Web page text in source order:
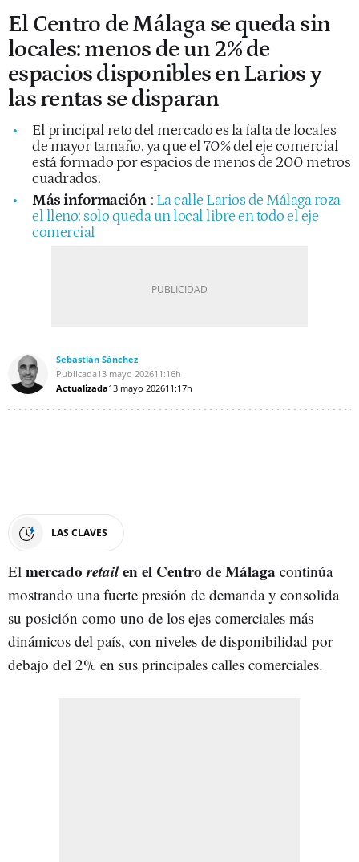
El Centro de Málaga se queda sin
locales: menos de un 2% de
espacios disponibles en Larios y
las rentas se disparan
El principal reto del mercado es la falta de locales
de mayor tamaño, ya que el 70% del eje comercial
está formado por espacios de menos de 200 metros
cuadrados.
Más información : La calle Larios de Málaga roza
el lleno: solo queda un local libre en todo el eje
comercial
Sebastián Sánchez
Publicada13 mayo 202611:16h
Actualizada13 mayo 202611:17h
LAS CLAVES
El mercadoretailen el Centro de Málaga continúa
mostrando una fuerte presión de demanda y consolida
su posición como uno de los ejes comerciales más
dinámicos del país, con niveles de disponibilidad por
debajo del 2% en sus principales calles comerciales.